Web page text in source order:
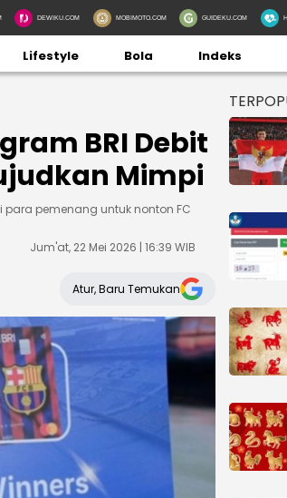
DEWIKU.COM MOBIMOTO.COM GUIDEKU.COM
Lifestyle Bola Indeks
BRI Debit
Mimpi
para pemenang untuk nonton FC
Jum'at, 22 Mei 2026 | 16:39 WIB
Atur, Baru Temukan